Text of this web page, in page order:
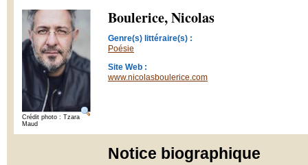
Crédit photo : Tzara
Maud
Boulerice, Nicolas
Genre(s) littéraire(s) :
Poésie
Site Web :
www.nicolasboulerice.com
Notice biographique